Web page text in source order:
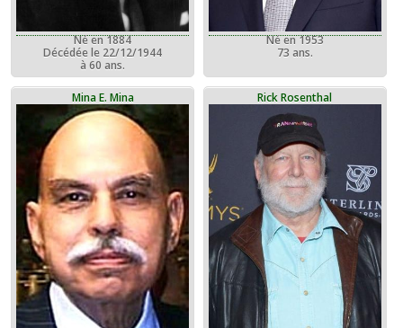
Né en 1884
Décédée le 22/12/1944
à 60 ans.
Né en 1953
73 ans.
Mina E. Mina Rick Rosenthal